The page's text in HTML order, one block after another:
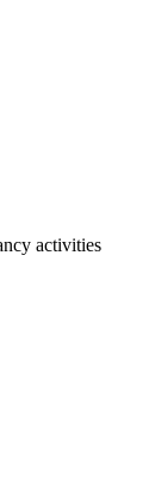
activities